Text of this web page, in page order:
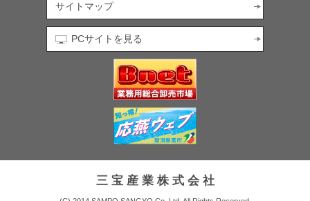
サイトマップ
PCサイトを見る
三 宝 産 業 株 式 会 社